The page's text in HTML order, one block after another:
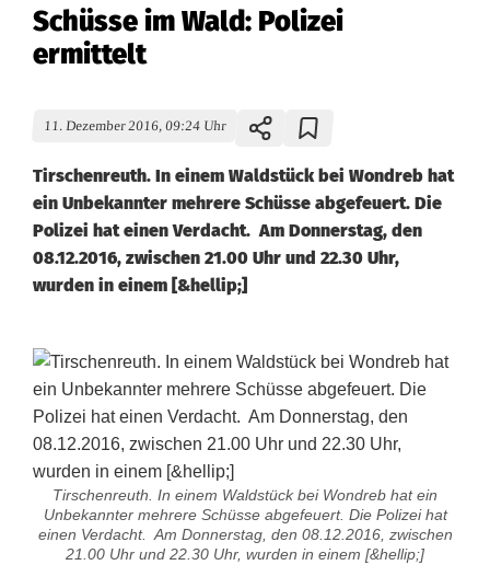
Schüsse im Wald: Polizei
ermittelt
11. Dezember 2016, 09:24 Uhr
Tirschenreuth. In einem Waldstück bei Wondreb hat
ein Unbekannter mehrere Schüsse abgefeuert. Die
Polizei hat einen Verdacht. Am Donnerstag, den
08.12.2016, zwischen 21.00 Uhr und 22.30 Uhr,
wurden in einem [&hellip;]
Tirschenreuth. In einem Waldstück bei Wondreb hat ein
Unbekannter mehrere Schüsse abgefeuert. Die Polizei hat
einen Verdacht. Am Donnerstag, den 08.12.2016, zwischen
21.00 Uhr und 22.30 Uhr, wurden in einem [&hellip;]